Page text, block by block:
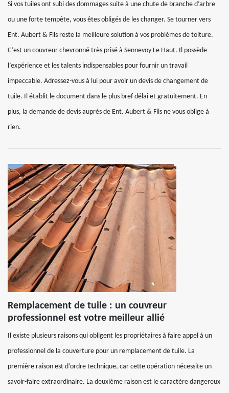
Si vos tuiles ont subi des dommages suite à une chute de branche d’arbre
ou une forte tempête, vous êtes obligés de les changer. Se tourner vers
Ent. Aubert & Fils reste la meilleure solution à vos problèmes de toiture.
C’est un couvreur chevronné très prisé à Sennevoy Le Haut. Il possède
l’expérience et les talents indispensables pour fournir un travail
impeccable. Adressez-vous à lui pour avoir un devis de changement de
tuile. Il établit le document dans le plus bref délai et gratuitement. En
plus, la demande de devis auprès de Ent. Aubert & Fils ne vous oblige à
rien.
Remplacement de tuile : un couvreur
professionnel est votre meilleur allié
Il existe plusieurs raisons qui obligent les propriétaires à faire appel à un
professionnel de la couverture pour un remplacement de tuile. La
première raison est d’ordre technique, car cette opération nécessite un
savoir-faire extraordinaire. La deuxième raison est le caractère dangereux